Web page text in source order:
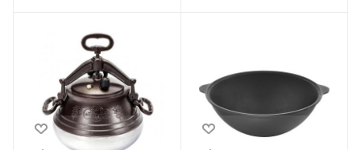
изготовления
Алюминий